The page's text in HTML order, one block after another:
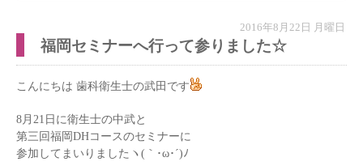
2016年8月22日 月曜日
福岡セミナーへ行って参りました☆
こんにちは 歯科衛生士の武田です
8月21日に衛生士の中武と
第三回福岡DHコースのセミナーに
参加してまいりましたヽ(｀･ω･´)ﾉ